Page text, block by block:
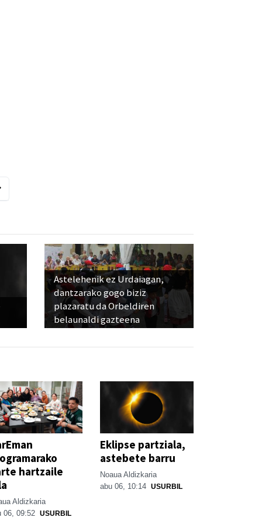
Astelehenik ez Urdaiagan,
dantzarako gogo biziz
plazaratu da Orbeldiren
belaunaldi gazteena
hartzaile
Aldizkaria
06, 09:52 USURBIL
Eklipse partziala,
astebete barru
Noaua Aldizkaria
abu 06, 10:14 USURBIL